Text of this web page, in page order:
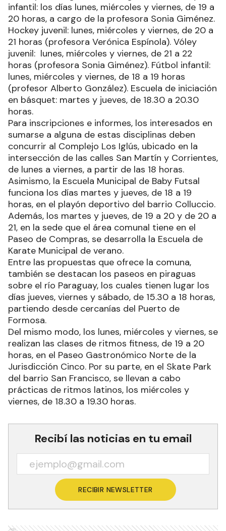
infantil: los días lunes, miércoles y viernes, de 19 a
20 horas, a cargo de la profesora Sonia Giménez.
Hockey juvenil: lunes, miércoles y viernes, de 20 a
21 horas (profesora Verónica Espínola). Vóley
juvenil: lunes, miércoles y viernes, de 21 a 22
horas (profesora Sonia Giménez). Fútbol infantil:
lunes, miércoles y viernes, de 18 a 19 horas
(profesor Alberto González). Escuela de iniciación
en básquet: martes y jueves, de 18.30 a 20.30
horas.
Para inscripciones e informes, los interesados en
sumarse a alguna de estas disciplinas deben
concurrir al Complejo Los Iglús, ubicado en la
intersección de las calles San Martín y Corrientes,
de lunes a viernes, a partir de las 18 horas.
Asimismo, la Escuela Municipal de Baby Futsal
funciona los días martes y jueves, de 18 a 19
horas, en el playón deportivo del barrio Colluccio.
Además, los martes y jueves, de 19 a 20 y de 20 a
21, en la sede que el área comunal tiene en el
Paseo de Compras, se desarrolla la Escuela de
Karate Municipal de verano.
Entre las propuestas que ofrece la comuna,
también se destacan los paseos en piraguas
sobre el río Paraguay, los cuales tienen lugar los
días jueves, viernes y sábado, de 15.30 a 18 horas,
partiendo desde cercanías del Puerto de
Formosa.
Del mismo modo, los lunes, miércoles y viernes, se
realizan las clases de ritmos fitness, de 19 a 20
horas, en el Paseo Gastronómico Norte de la
Jurisdicción Cinco. Por su parte, en el Skate Park
del barrio San Francisco, se llevan a cabo
prácticas de ritmos latinos, los miércoles y
viernes, de 18.30 a 19.30 horas.
Recibí las noticias en tu email
RECIBIR NEWSLETTER
Ads